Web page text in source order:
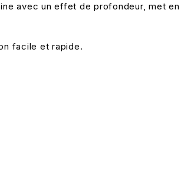
avec un effet de profondeur, met
facile et rapide.